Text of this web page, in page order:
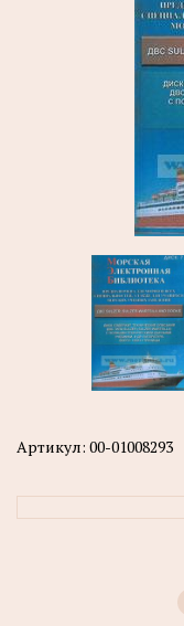
Артикул: 00-01008293